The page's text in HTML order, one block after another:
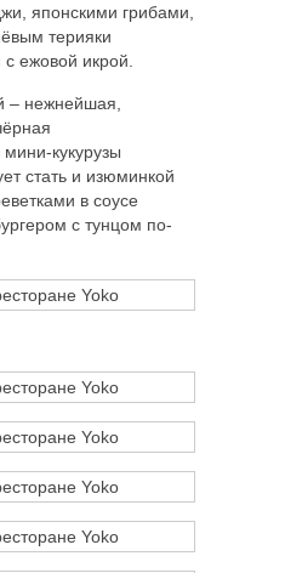
японскими грибами,
терияки
ежовой икрой.
– нежнейшая,
кукурузы
стать и изюминкой
в соусе
с тунцом по-